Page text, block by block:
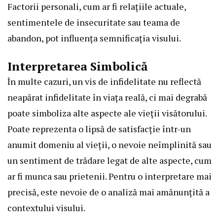
Factorii personali, cum ar fi relațiile actuale,
sentimentele de insecuritate sau teama de
abandon, pot influența semnificația visului.
Interpretarea Simbolică
În multe cazuri, un vis de infidelitate nu reflectă
neapărat infidelitate în viața reală, ci mai degrabă
poate simboliza alte aspecte ale vieții visătorului.
Poate reprezenta o lipsă de satisfacție într-un
anumit domeniu al vieții, o nevoie neîmplinită sau
un sentiment de trădare legat de alte aspecte, cum
ar fi munca sau prietenii. Pentru o interpretare mai
precisă, este nevoie de o analiză mai amănunțită a
contextului visului.